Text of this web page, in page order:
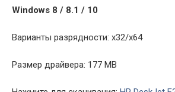
Windows 8 / 8.1 / 10
Варианты разрядности: x32/x64
Размер драйвера: 177 MB